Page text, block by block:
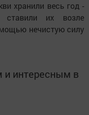
хранили весь год -
ставили их возле
нечистую силу
интересным в